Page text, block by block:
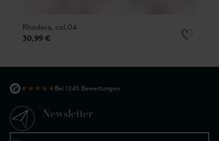
Rhodera, col.04
30,99 €
★★★★★Bei 1245 Bewertungen
Newsletter